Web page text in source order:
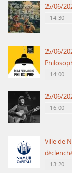
25/06/
14:30
25/06/
14:00
25/06/
16:00
Ville de
13:20